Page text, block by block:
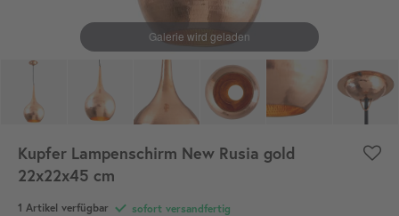
Kupfer Lampenschirm New Rusia gold
22x22x45 cm
1 Artikel verfügbar sofort versandfertig